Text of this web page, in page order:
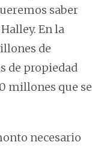
saber
En la
de
de propiedad
millones que se
necesario